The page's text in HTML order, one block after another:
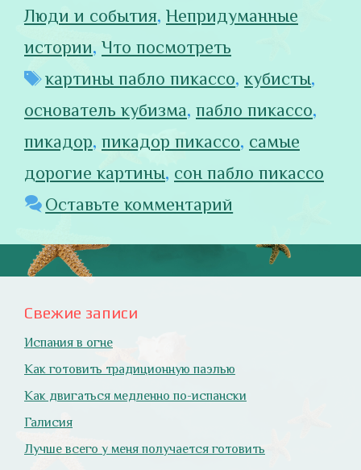
Люди и события, Непридуманные
истории, Что посмотреть
Метки
картины пабло пикассо,кубисты,
основатель кубизма, пабло пикассо,
пикадор, пикадор пикассо, самые
дорогие картины, сон пабло пикассо
Оставьте комментарий
Свежие записи
Испания в огне
Как готовить традиционную паэлью
Как двигаться медленно по-испански
Галисия
Лучше всего у меня получается готовить